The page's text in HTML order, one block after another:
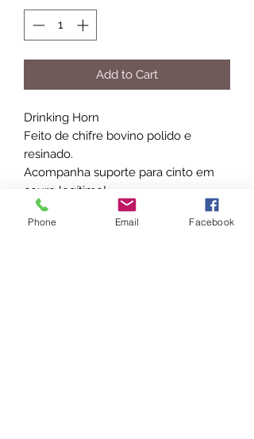
Add to Cart
Drinking Horn
Feito de chifre bovino polido e
resinado.
Acompanha suporte para cinto em
couro legítimo!
Produto artesanal!
Phone Email Facebook